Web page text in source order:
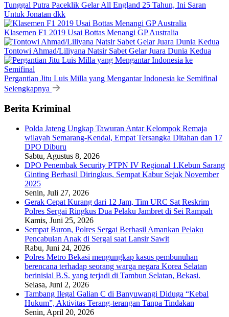
Tunggal Putra Paceklik Gelar All England 25 Tahun, Ini Saran
Untuk Jonatan dkk
Klasemen F1 2019 Usai Bottas Menangi GP Australia
Tontowi Ahmad/Liliyana Natsir Sabet Gelar Juara Dunia Kedua
Pergantian Jitu Luis Milla yang Mengantar Indonesia ke Semifinal
Selengkapnya
Berita Kriminal
Polda Jateng Ungkap Tawuran Antar Kelompok Remaja
wilayah Semarang-Kendal, Empat Tersangka Ditahan dan 17
DPO Diburu
Sabtu, Agustus 8, 2026
DPO Penembak Security PTPN IV Regional 1.Kebun Sarang
Ginting Berhasil Diringkus, Sempat Kabur Sejak November
2025
Senin, Juli 27, 2026
Gerak Cepat Kurang dari 12 Jam, Tim URC Sat Reskrim
Polres Sergai Ringkus Dua Pelaku Jambret di Sei Rampah
Kamis, Juni 25, 2026
Sempat Buron, Polres Sergai Berhasil Amankan Pelaku
Pencabulan Anak di Sergai saat Lansir Sawit
Rabu, Juni 24, 2026
Polres Metro Bekasi mengungkap kasus pembunuhan
berencana terhadap seorang warga negara Korea Selatan
berinisial B.S. yang terjadi di Tambun Selatan, Bekasi.
Selasa, Juni 2, 2026
Tambang Ilegal Galian C di Banyuwangi Diduga “Kebal
Hukum”, Aktivitas Terang-terangan Tanpa Tindakan
Senin, April 20, 2026